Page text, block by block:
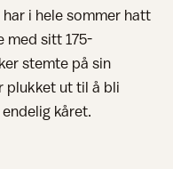
i hele sommer hatt
med sitt 175-
stemte på sin
plukket ut til å bli
kåret.